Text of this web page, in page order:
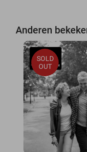
Anderen
SOLD
OUT